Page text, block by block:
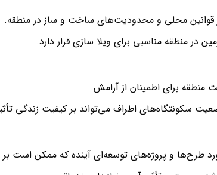
قوانین محلی و محدودیت‌های ساخت و ساز در منطقه.
در منطقه مناسبی برای ویلا سازی قرار دارد.
منطقه برای اطمینان از آرامش.
سکونتگاه‌های اطراف می‌تواند بر کیفیت زندگی
طرح‌ها و پروژه‌های توسعه‌ای آینده که ممکن است بر